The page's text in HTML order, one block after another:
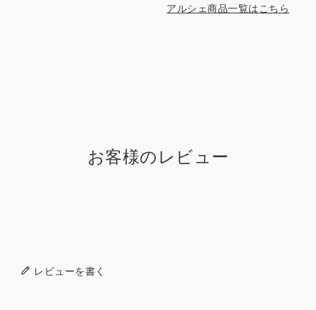
アルシェ商品一覧はこちら
お客様のレビュー
レビューを書く